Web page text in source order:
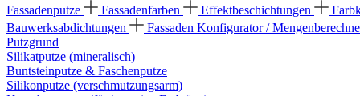
Fassadenputze
Fassadenfarben Effektbeschichtungen
Bauwerksabdichtungen
Fassaden Konfigurator /
Putzgrund
Silikatputze (mineralisch)
Buntsteinputze & Faschenputze
Silikonputze (verschmutzungsarm)